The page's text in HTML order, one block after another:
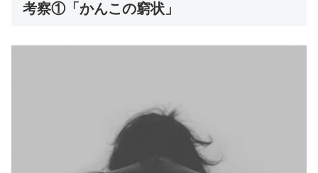
考察①「かんこの窮状」